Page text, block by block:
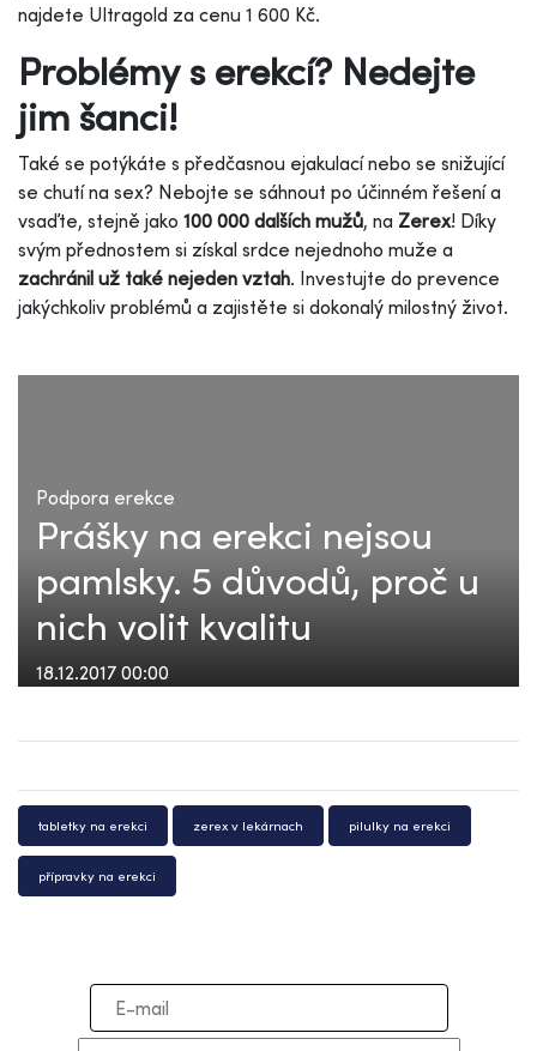
najdete Ultragold za cenu 1 600 Kč.
Problémy s erekcí? Nedejte
jim šanci!
Také se potýkáte s předčasnou ejakulacínebo se snižující
se chutí na sex? Nebojte se sáhnout po účinném řešení a
vsaďte, stejně jako 100 000 dalších mužů, na Zerex! Díky
svým přednostem si získal srdce nejednoho muže a
zachránil už také nejeden vztah. Investujte do prevence
jakýchkoliv problémů a zajistěte si dokonalý milostný život.
Podpora erekce
Prášky na erekci nejsou
pamlsky. 5 důvodů, proč u
nich volit kvalitu
18.12.2017 00:00
tabletky na erekci zerex v lekárnach pilulky na erekci
přípravky na erekci